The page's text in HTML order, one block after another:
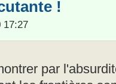
!
17:27
par